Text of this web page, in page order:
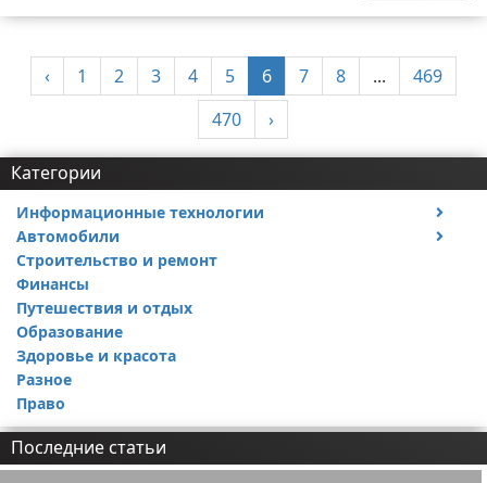
‹ 1 2 3 4 5 6 7 8 ...
469
470
›
Категории
Информационные технологии
Тесты и обзоры устройств
Автомобили
Ремонт авто
Строительство и ремонт
Финансы
Путешествия и отдых
Образование
Здоровье и красота
Разное
Право
Последние статьи